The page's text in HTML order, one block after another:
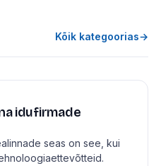
Kõik kategoorias→
idufirmade
seas on see, kui